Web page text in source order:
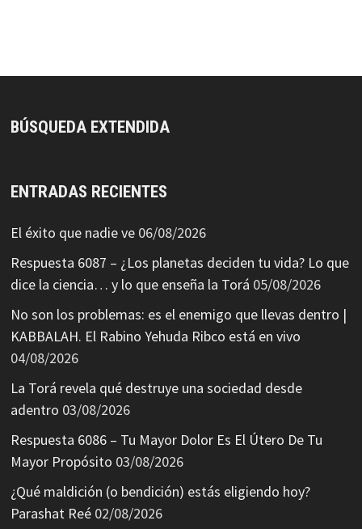
BÚSQUEDA EXTENDIDA
ENTRADAS RECIENTES
El éxito que nadie ve 06/08/2026
Respuesta 6087 – ¿Los planetas deciden tu vida? Lo que
dice la ciencia… y lo que enseña la Torá 05/08/2026
No son los problemas: es el enemigo que llevas dentro |
KABBALAH. El Rabino Yehuda Ribco está en vivo
04/08/2026
La Torá revela qué destruye una sociedad desde
adentro 03/08/2026
Respuesta 6086 – Tu Mayor Dolor Es El Útero De Tu
Mayor Propósito 03/08/2026
¿Qué maldición (o bendición) estás eligiendo hoy?
Parashat Reé 02/08/2026